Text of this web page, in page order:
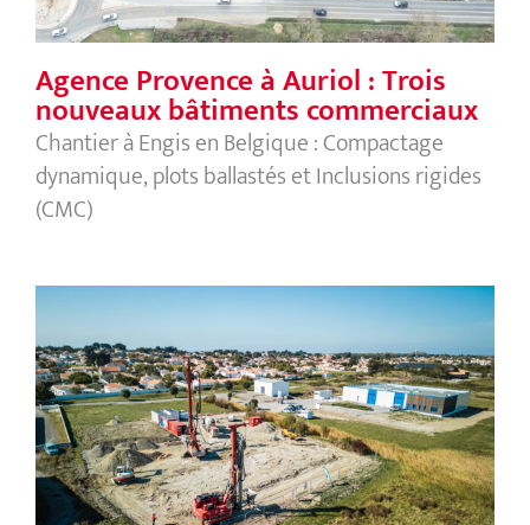
Agence Provence à Auriol : Trois
nouveaux bâtiments commerciaux
Chantier à Engis en Belgique : Compactage
dynamique, plots ballastés et Inclusions rigides
(CMC)
Colonnes à Module Contrôlé et
Colonnes Ballastées : une réponse